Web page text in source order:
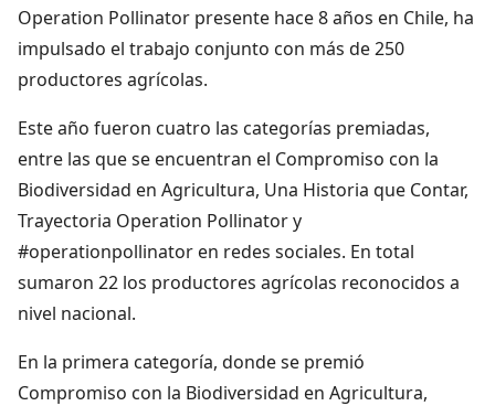
Operation Pollinator presente hace 8 años en Chile, ha
impulsado el trabajo conjunto con más de 250
productores agrícolas.
Este año fueron cuatro las categorías premiadas,
entre las que se encuentran el Compromiso con la
Biodiversidad en Agricultura, Una Historia que Contar,
Trayectoria Operation Pollinator y
#operationpollinator en redes sociales. En total
sumaron 22 los productores agrícolas reconocidos a
nivel nacional.
En la primera categoría, donde se premió
Compromiso con la Biodiversidad en Agricultura,